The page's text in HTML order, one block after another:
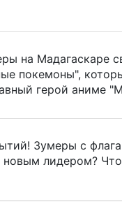
на Мадагаскаре
покемоны",
герой аниме
Зумеры с
лидером?